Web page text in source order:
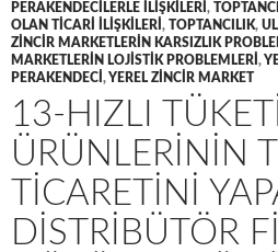
PERAKENDECILERLE ILIŞKILERI ,
OLAN TICARI ILIŞKILERI , TOPTANCILIK,
ZINCIR MARKETLERIN KARSIZLIK
MARKETLERIN LOJISTIK PROBLEMLERI ,
PERAKENDECI ,YEREL ZINCIR MARKET
13-HIZLI
ÜRÜNLERININ
TICARETINI
DISTRIBÜTÖR